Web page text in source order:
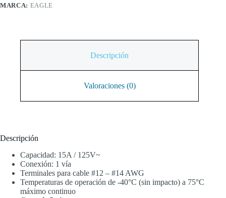
MARCA: EAGLE
Descripción
Valoraciones (0)
Descripción
Capacidad: 15A / 125V~
Conexión: 1 vía
Terminales para cable #12 – #14 AWG
Temperaturas de operación de -40°C (sin impacto) a 75°C
máximo continuo